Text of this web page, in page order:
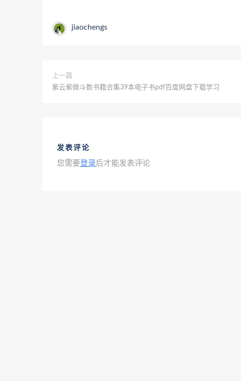
jiaochengs
上一篇
紫云紫微斗数书籍合集39本电子书pdf百度网盘下载学习
发表评论
您需要登录后才能发表评论